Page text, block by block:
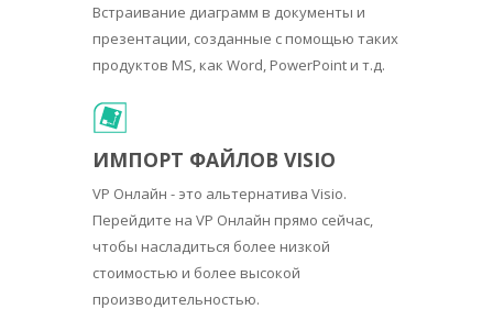
Встраивание диаграмм в документы и
презентации, созданные с помощью таких
продуктов MS, как Word, PowerPoint и т.д.
ИМПОРТ ФАЙЛОВ VISIO
VP Онлайн - это альтернатива Visio.
Перейдите на VP Онлайн прямо сейчас,
чтобы насладиться более низкой
стоимостью и более высокой
производительностью.